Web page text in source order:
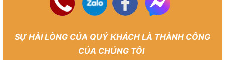
SỰ HÀI LÒNG CỦA QUÝ KHÁCH LÀ THÀNH CÔNG
CỦA CHÚNG TÔI